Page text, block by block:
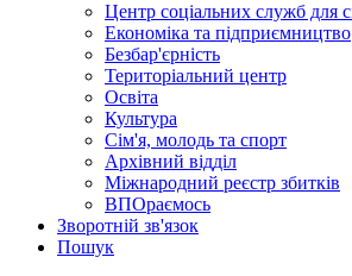
Центр соціальних служб для
Економіка та підприємництво
Безбар'єрність
Територіальний центр
Освіта
Культура
Сім'я, молодь та спорт
Архівний відділ
Міжнародний реєстр збитків
ВПОраємось
Зворотній зв'язок
Пошук